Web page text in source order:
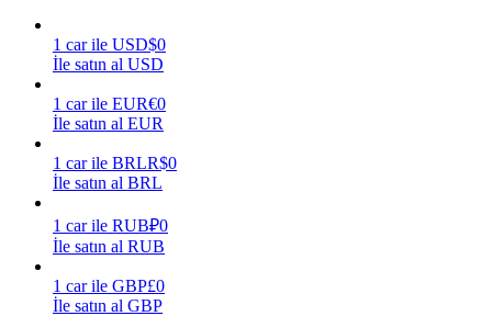
Kazan
Power Piggy
1 car ile USD$0
İle satın al USD
1 car ile EUR€0
İle satın al EUR
1 car ile BRLR$0
İle satın al BRL
1 car ile RUB₽0
İle satın al RUB
1 car ile GBP£0
İle satın al GBP